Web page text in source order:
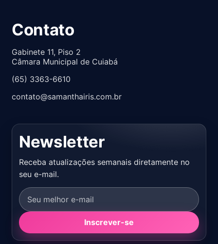
Contato
Gabinete 11, Piso 2
Câmara Municipal de Cuiabá
(65) 3363-6610
contato@samanthairis.com.br
Newsletter
Receba atualizações semanais diretamente no
seu e-mail.
Inscrever-se